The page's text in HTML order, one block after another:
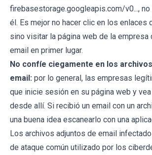
firebasestorage.googleapis.com/v0...,
él. Es mejor no hacer clic en los enlaces
sino visitar la página web de la empresa
email en primer lugar.
No confíe ciegamente en los
email: por lo general, las empresas
que inicie sesión en su página web y
desde allí. Si recibió un email con un
una buena idea escanearlo con una
Los archivos adjuntos de email
de ataque común utilizado por los